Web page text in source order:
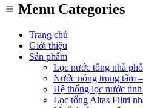
Menu Categories
Trang chủ
Giới thiệu
Sản phẩm
Lọc nước tổng nhà
Nước nóng trung tâm
Hệ thống lọc nước
Lọc tổng Altas Filtri